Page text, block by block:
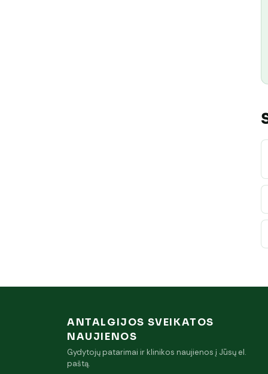
ANTALGIJOS SVEIKATOS
NAUJIENOS
Gydytojų patarimai ir klinikos naujienos į Jūsų el.
paštą.